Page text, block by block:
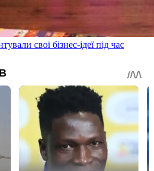
свої бізнес-ідеї під час